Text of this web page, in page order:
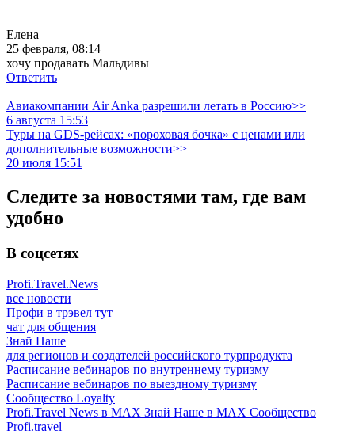
Елена
25 февраля, 08:14
хочу продавать Мальдивы
Ответить
Авиакомпании Air Anka разрешили летать в Россию>>
6 августа 15:53
Туры на GDS-рейсах: «пороховая бочка» с ценами или
дополнительные возможности>>
20 июля 15:51
Следите за новостями там, где вам
удобно
В соцсетях
Profi.Travel.News
все новости
Профи в трэвел тут
чат для общения
Знай Наше
для регионов и создателей российского турпродукта
Расписание вебинаров по внутреннему туризму
Расписание вебинаров по выездному туризму
Сообщество Loyalty
Profi.Travel News в MAX Знай Наше в MAX Сообщество
Profi.travel